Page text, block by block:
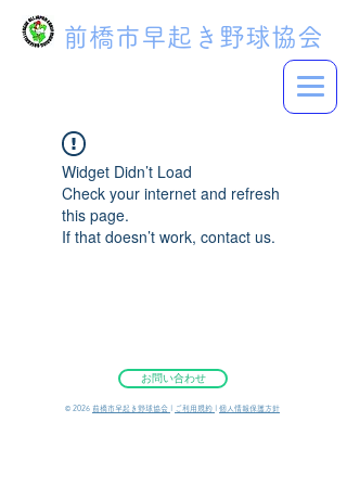
前橋市早起き野球協会
Widget Didn’t Load
Check your internet and refresh
this page.
If that doesn’t work, contact us.
お問い合わせ
©︎ 2026 前橋市早起き野球協会 ご利用規約 個人情報保護方針